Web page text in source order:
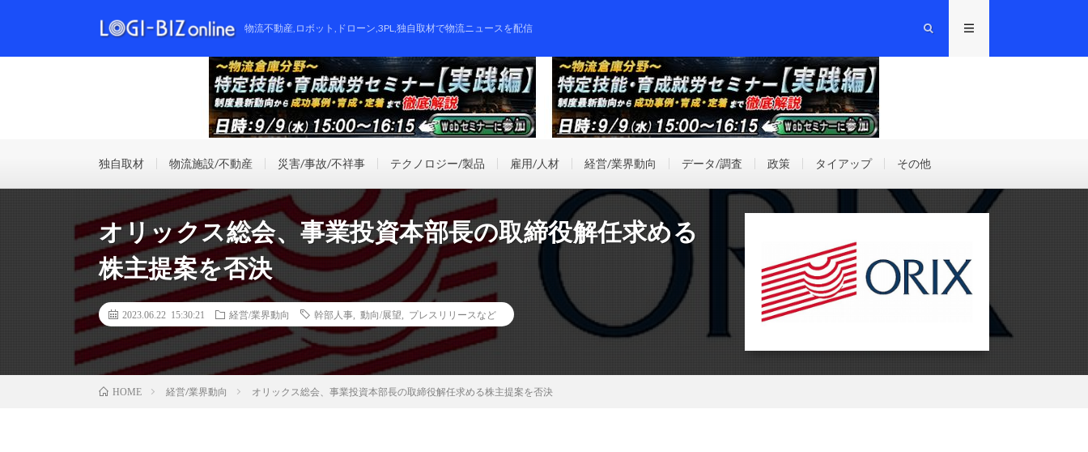
物流不動産,ロボット,ドローン,3PL,独自取材で物流ニュースを配信
独自取材 物流施設/不動産 災害/事故/不祥事 テクノロジー/製品 雇用/人材 経営/業界動向 データ/調査 政策 タイアップ その他
オリックス総会、事業投資本部長の取締役解任求める
株主提案を否決
2023.06.22 15:30:21 経営/業界動向 幹部人事 動向/展望 プレスリリースなど
HOME 経営/業界動向 オリックス総会、事業投資本部長の取締役解任求める株主提案を否決